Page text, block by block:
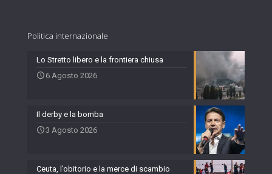
Politica internazionale
Lo Stretto libero e la frontiera chiusa
6 Agosto 2026
Il derby e la bomba
3 Agosto 2026
Ceuta, l’obitorio e la merce di scambio